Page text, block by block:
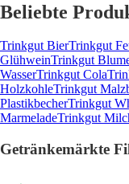
Beliebte
Trinkgut BierTrinkgut
GlühweinTrinkgut
WasserTrinkgut Cola
HolzkohleTrinkgut
PlastikbecherTrinkgut
MarmeladeTrinkgut
Getränkemärkte